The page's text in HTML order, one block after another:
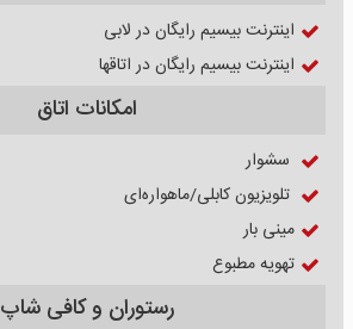
اینترنت بیسیم رایگان در لابی
اینترنت بیسیم رایگان در اتاقها
امکانات اتاق
سشوار
تلویزیون کابلی/ماهواره‌ای
مینی بار
تهویه مطبوع
رستوران و کافی شاپ